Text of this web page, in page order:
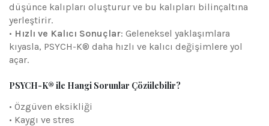
düşünce kalıpları oluşturur ve bu kalıpları bilinçaltına
yerleştirir.
• Hızlı ve Kalıcı Sonuçlar: Geleneksel yaklaşımlara
kıyasla, PSYCH-K® daha hızlı ve kalıcı değişimlere yol
açar.
PSYCH-K® ile Hangi Sorunlar Çözülebilir?
• Özgüven eksikliği
• Kaygı ve stres